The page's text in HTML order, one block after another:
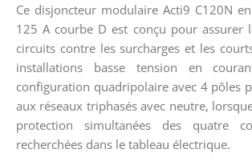
Ce disjoncteur modulaire Acti9 C120N
125 A courbe D est conçu pour assurer
circuits contre les surcharges et les
installations basse tension en
configuration quadripolaire avec 4 pôles
aux réseaux triphasés avec neutre,
protection simultanées des quatre
recherchées dans le tableau électrique.